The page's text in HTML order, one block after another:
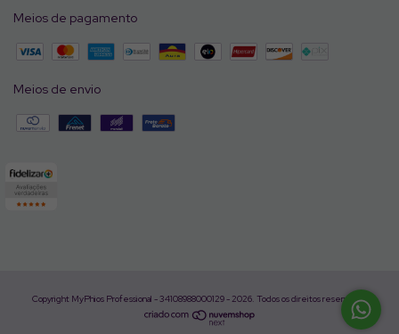
Meios de pagamento
Meios de envio
Copyright MyPhios Professional - 34108988000129 - 2026. Todos os direitos reservados.